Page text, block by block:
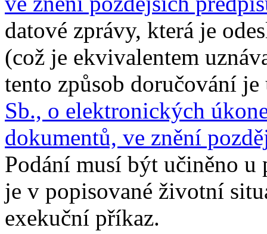
datové zprávy, která je
(což je ekvivalentem
tento způsob doručování
Sb., o elektronických
dokumentů, ve znění
Podání musí být učiněno u
je v popisované životní
exekuční příkaz.